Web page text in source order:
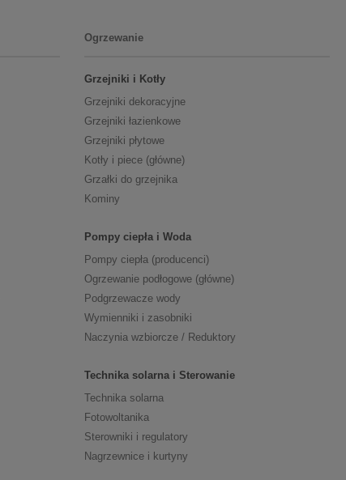
Ogrzewanie
Grzejniki i Kotły
Grzejniki dekoracyjne
Grzejniki łazienkowe
Grzejniki płytowe
Kotły i piece (główne)
Grzałki do grzejnika
Kominy
Pompy ciepła i Woda
Pompy ciepła (producenci)
Ogrzewanie podłogowe (główne)
Podgrzewacze wody
Wymienniki i zasobniki
Naczynia wzbiorcze / Reduktory
Technika solarna i Sterowanie
Technika solarna
Fotowoltanika
Sterowniki i regulatory
Nagrzewnice i kurtyny